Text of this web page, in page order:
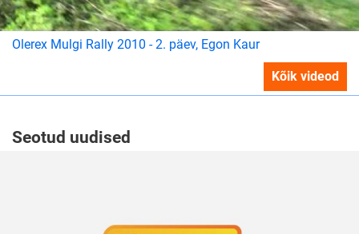
Olerex Mulgi Rally 2010 - 2. päev, Egon Kaur
Kõik videod
Seotud uudised